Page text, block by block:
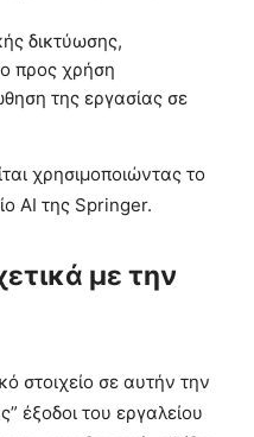
δικτύωσης,
προς χρήση
της εργασίας σε
χρησιμοποιώντας το
AI της Springer.
με την
στοιχείο σε αυτήν την
έξοδοι του εργαλείου